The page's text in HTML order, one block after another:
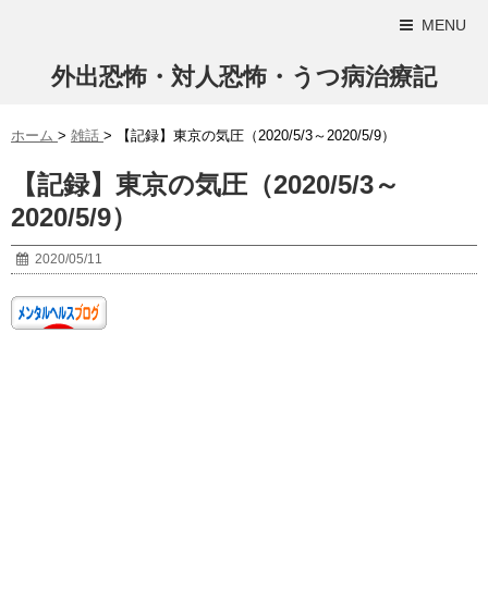
MENU
外出恐怖・対人恐怖・うつ病治療記
ホーム > 雑話 > 【記録】東京の気圧（2020/5/3～2020/5/9）
【記録】東京の気圧（2020/5/3～
2020/5/9）
2020/05/11